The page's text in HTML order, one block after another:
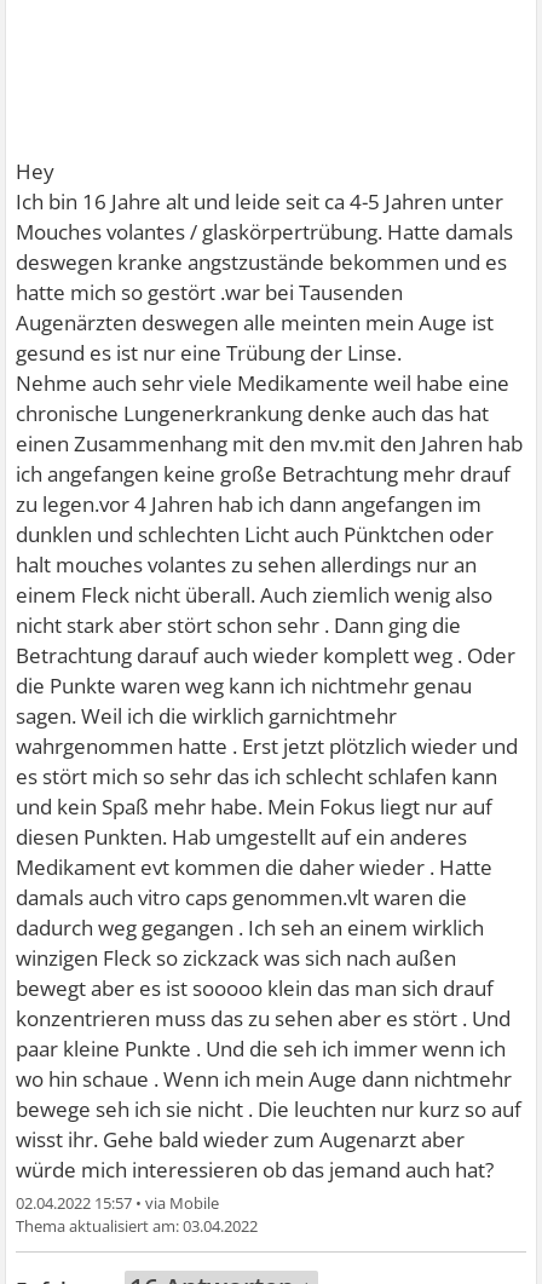
Hey
Ich bin 16 Jahre alt und leide seit ca 4-5 Jahren unter
Mouches volantes / glaskörpertrübung. Hatte damals
deswegen kranke angstzustände bekommen und es
hatte mich so gestört .war bei Tausenden
Augenärzten deswegen alle meinten mein Auge ist
gesund es ist nur eine Trübung der Linse.
Nehme auch sehr viele Medikamente weil habe eine
chronische Lungenerkrankung denke auch das hat
einen Zusammenhang mit den mv.mit den Jahren hab
ich angefangen keine große Betrachtung mehr drauf
zu legen.vor 4 Jahren hab ich dann angefangen im
dunklen und schlechten Licht auch Pünktchen oder
halt mouches volantes zu sehen allerdings nur an
einem Fleck nicht überall. Auch ziemlich wenig also
nicht stark aber stört schon sehr . Dann ging die
Betrachtung darauf auch wieder komplett weg . Oder
die Punkte waren weg kann ich nichtmehr genau
sagen. Weil ich die wirklich garnichtmehr
wahrgenommen hatte . Erst jetzt plötzlich wieder und
es stört mich so sehr das ich schlecht schlafen kann
und kein Spaß mehr habe. Mein Fokus liegt nur auf
diesen Punkten. Hab umgestellt auf ein anderes
Medikament evt kommen die daher wieder . Hatte
damals auch vitro caps genommen.vlt waren die
dadurch weg gegangen . Ich seh an einem wirklich
winzigen Fleck so zickzack was sich nach außen
bewegt aber es ist sooooo klein das man sich drauf
konzentrieren muss das zu sehen aber es stört . Und
paar kleine Punkte . Und die seh ich immer wenn ich
wo hin schaue . Wenn ich mein Auge dann nichtmehr
bewege seh ich sie nicht . Die leuchten nur kurz so auf
wisst ihr. Gehe bald wieder zum Augenarzt aber
würde mich interessieren ob das jemand auch hat?
02.04.2022 15:57 •
03.04.2022